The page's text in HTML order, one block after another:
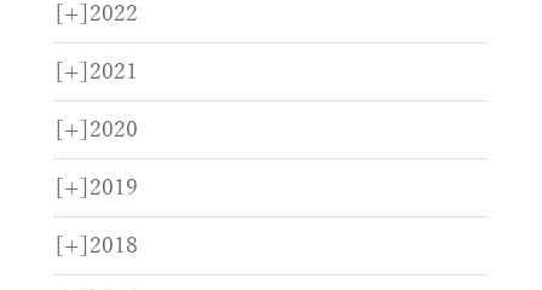
[+] 2022
[+] 2021
[+] 2020
[+] 2019
[+] 2018